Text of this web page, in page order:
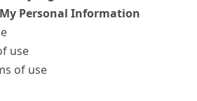
Personal Information
use
of use